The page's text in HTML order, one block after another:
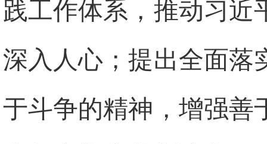
践工作体系，推动习近
深入人心；提出全面落
于斗争的精神，增强善